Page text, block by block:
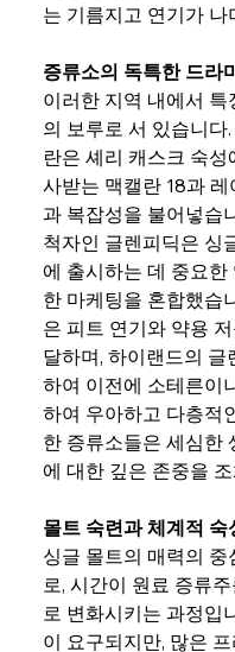
는 기름지고 연기가
증류소의 독특한 드라
이러한 지역 내에서
의 보루로 서 있습니
란은 셰리 캐스크 숙
사받는 맥캘란 18과
과 복잡성을 불어넣습
척자인 글렌피딕은 싱
에 출시하는 데 중요
한 마케팅을 혼합했습
은 피트 연기와 약용
달하며, 하이랜드의 글
하여 이전에 소테른이
하여 우아하고 다층적
한 증류소들은 세심한
에 대한 깊은 존중을
몰트 숙련과 체계적
싱글 몰트의 매력의
로, 시간이 원료 증류
로 변화시키는 과정입
이 요구되지만, 많은